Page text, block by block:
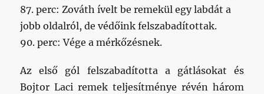
87. perc: Zováth ívelt be remekül egy labdát a
jobb oldalról, de védőink felszabadítottak.
90. perc: Vége a mérkőzésnek.
Az első gól felszabadította a gátlásokat és
Bojtor Laci remek teljesítménye révén három